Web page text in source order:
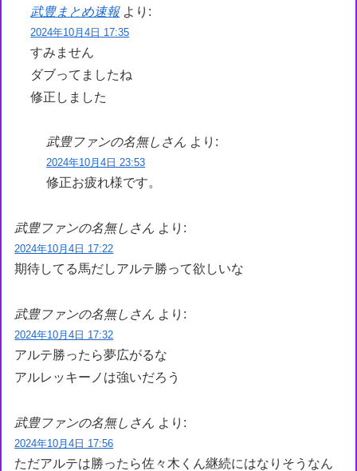
武豊まとめ速報 より:
2024年10月4日 17:35
すみません
ダブってましたね
修正しました
武豊ファンの名無しさん より:
2024年10月4日 23:53
修正お疲れ様です。
武豊ファンの名無しさん より:
2024年10月4日 17:22
期待してる馬だしアルテ勝って欲しいな
武豊ファンの名無しさん より:
2024年10月4日 17:32
アルテ勝ったら夢広がるな
アルレッキーノは強いだろう
武豊ファンの名無しさん より:
2024年10月4日 17:56
ただアルテは勝ったら佐々木くん継続にはなりそうなん